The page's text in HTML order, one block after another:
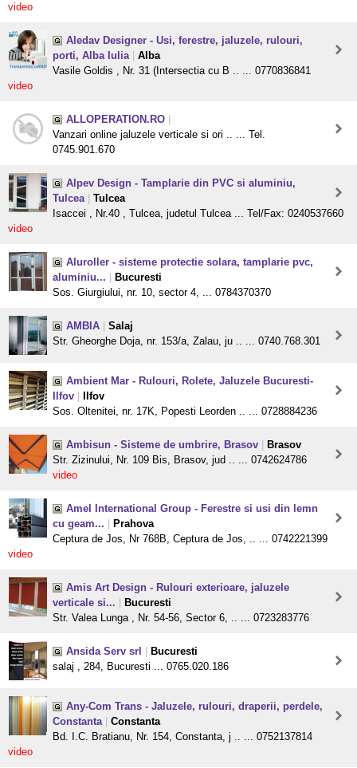
video
Aledav Designer - Usi, ferestre, jaluzele, rulouri,
porti, Alba Iulia
Alba
Vasile Goldis , Nr. 31 (Intersectia cu B .. ... 0770836841
video
ALLOPERATION.RO
Vanzari online jaluzele verticale si ori .. ... Tel.
0745.901.670
Alpev Design - Tamplarie din PVC si aluminiu,
Tulcea
Tulcea
Isaccei , Nr.40 , Tulcea, judetul Tulcea ... Tel/Fax: 0240537660
video
Aluroller - sisteme protectie solara, tamplarie pvc,
aluminiu...
Bucuresti
Sos. Giurgiului, nr. 10, sector 4, ... 0784370370
AMBIA
Salaj
Str. Gheorghe Doja, nr. 153/a, Zalau, ju .. ... 0740.768.301
Ambient Mar - Rulouri, Rolete, Jaluzele Bucuresti-
Ilfov
Ilfov
Sos. Oltenitei, nr. 17K, Popesti Leorden .. ... 0728884236
Ambisun - Sisteme de umbrire, Brasov
Brasov
Str. Zizinului, Nr. 109 Bis, Brasov, jud .. ... 0742624786
video
Amel International Group - Ferestre si usi din lemn
cu geam...
Prahova
Ceptura de Jos, Nr 768B, Ceptura de Jos, .. ... 0742221399
video
Amis Art Design - Rulouri exterioare, jaluzele
verticale si...
Bucuresti
Str. Valea Lunga , Nr. 54-56, Sector 6, .. ... 0723283776
Ansida Serv srl
Bucuresti
salaj , 284, Bucuresti ... 0765.020.186
Any-Com Trans - Jaluzele, rulouri, draperii, perdele,
Constanta
Constanta
Bd. I.C. Bratianu, Nr. 154, Constanta, j .. ... 0752137814
video